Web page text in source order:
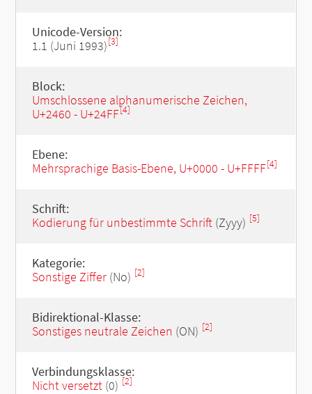
Unicode-Version:
1.1 (Juni 1993)[3]
Block:
Umschlossene alphanumerische Zeichen,
U+2460 - U+24FF[4]
Ebene:
Mehrsprachige Basis-Ebene, U+0000 - U+FFFF[4]
Schrift:
Kodierung für unbestimmte Schrift(Zyyy) [5]
Kategorie:
Sonstige Ziffer(No) [2]
Bidirektional-Klasse:
Sonstiges neutrale Zeichen (ON) [2]
Verbindungsklasse:
Nicht versetzt(0) [2]